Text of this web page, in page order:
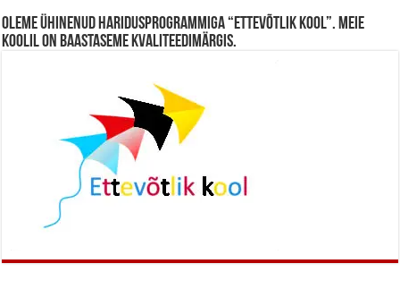
Oleme ühinenud haridusprogrammiga “Ettevõtlik Kool”. Meie
koolil on baastaseme kvaliteedimärgis.